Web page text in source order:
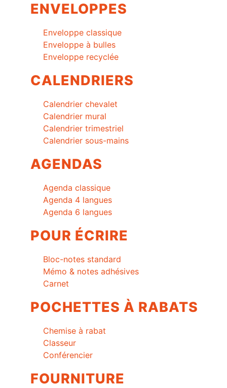
ENVELOPPES
Enveloppe classique
Enveloppe à bulles
Enveloppe recyclée
CALENDRIERS
Calendrier chevalet
Calendrier mural
Calendrier trimestriel
Calendrier sous-mains
AGENDAS
Agenda classique
Agenda 4 langues
Agenda 6 langues
POUR ÉCRIRE
Bloc-notes standard
Mémo & notes adhésives
Carnet
POCHETTES À RABATS
Chemise à rabat
Classeur
Conférencier
FOURNITURE